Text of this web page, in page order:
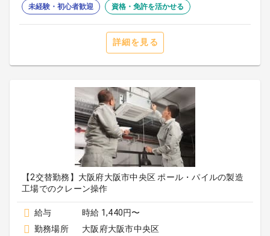
未経験・初心者歓迎 資格・免許を活かせる
詳細を見る
【2交替勤務】大阪府大阪市中央区 ポール・パイルの製造
工場でのクレーン操作
給与
時給 1,440円〜
勤務場所
大阪府大阪市中央区